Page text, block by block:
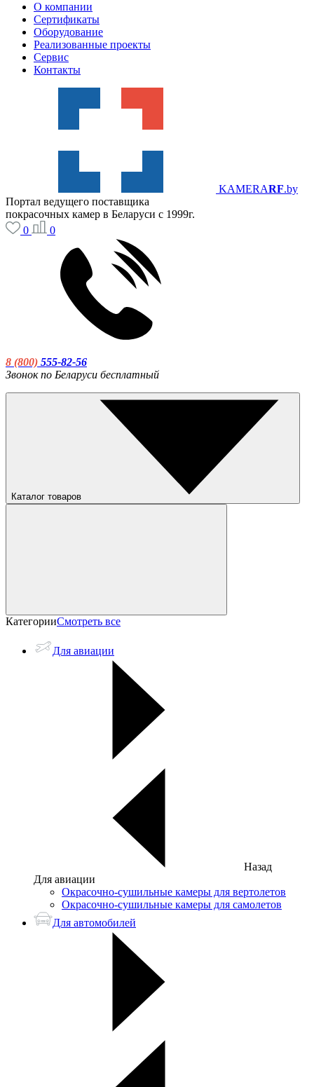
О компании
Сертификаты
Оборудование
Реализованные проекты
Сервис
Контакты
KAMERARF.by
Портал ведущего поставщика
покрасочных камер в Беларуси с 1999г.
0
0
8 (800) 555-82-56
Звонок по Беларуси бесплатный
Каталог товаров
КатегорииСмотреть все
Для авиации
Назад
Для авиации
Окрасочно-сушильные камеры для вертолетов
Окрасочно-сушильные камеры для самолетов
Для автомобилей